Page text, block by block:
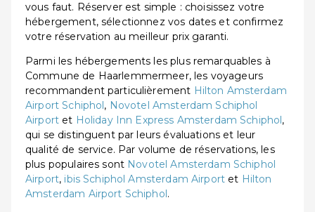
vous faut. Réserver est simple : choisissez votre
hébergement, sélectionnez vos dates et confirmez
votre réservation au meilleur prix garanti.
Parmi les hébergements les plus remarquables à
Commune de Haarlemmermeer, les voyageurs
recommandent particulièrement Hilton Amsterdam
Airport Schiphol, Novotel Amsterdam Schiphol
Airport et Holiday Inn Express Amsterdam Schiphol,
qui se distinguent par leurs évaluations et leur
qualité de service. Par volume de réservations, les
plus populaires sont Novotel Amsterdam Schiphol
Airport, ibis Schiphol Amsterdam Airport et Hilton
Amsterdam Airport Schiphol.